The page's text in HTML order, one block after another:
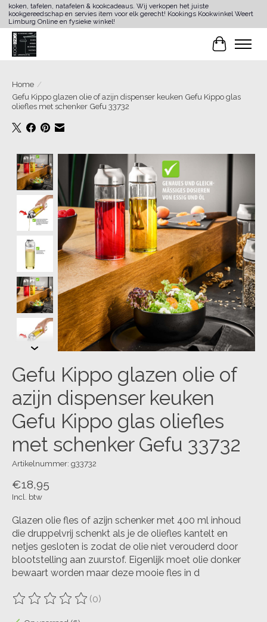
koken, tafelen, natafelen & kookcadeaus. Wij verkopen het juiste
kookgereedschap en servies item voor elk gerecht! Kookings Kookwinkel Weert
Limburg Online en fysieke winkel!
Home /
Gefu Kippo glazen olie of azijn dispenser keuken Gefu Kippo glas
oliefles met schenker Gefu 33732
Product image slideshow Items
Gefu Kippo glazen olie of
azijn dispenser keuken
Gefu Kippo glas oliefles
met schenker Gefu 33732
Artikelnummer: g33732
€18,95
Incl. btw
Glazen olie fles of azijn schenker met 400 ml inhoud
die druppelvrij schenkt als je de oliefles kantelt en
netjes gesloten is zodat de olie niet verouderd door
blootstelling aan zuurstof. Eigenlijk moet olie donker
bewaart worden maar deze mooie fles in d
De beoordeling van dit product is
(0)